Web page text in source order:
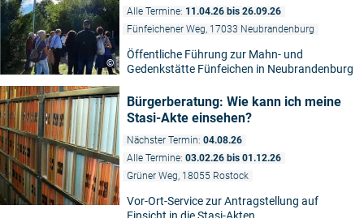
©
Alle Termine: 11.04.26 bis 26.09.26
Fünfeichener Weg, 17033 Neubrandenburg
Öffentliche Führung zur Mahn- und
Gedenkstätte Fünfeichen in Neubrandenburg
Bürgerberatung: Wie kann ich meine
Stasi-Akte einsehen?
Nächster Termin: 04.08.26
Alle Termine: 03.02.26 bis 01.12.26
Grüner Weg, 18055 Rostock
Vor-Ort-Service zur Antragstellung auf